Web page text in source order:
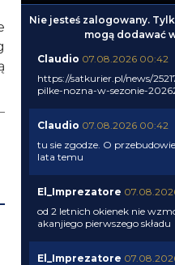
Nie jesteś zalogowany.
mogą dodawać
Claudio 07.08.2026 00:42
https://satkurier.pl/news/
pilke-nozna-w-sezonie-
Claudio 07.08.2026 00:42
tu sie zgodze. O
lata temu
El_Imprezatore
od 2 letnich okienek nie
akanjiego pierwszego składu
El_Imprezatore